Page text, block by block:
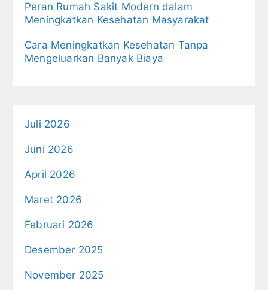
Peran Rumah Sakit Modern dalam
Meningkatkan Kesehatan Masyarakat
Cara Meningkatkan Kesehatan Tanpa
Mengeluarkan Banyak Biaya
Juli 2026
Juni 2026
April 2026
Maret 2026
Februari 2026
Desember 2025
November 2025